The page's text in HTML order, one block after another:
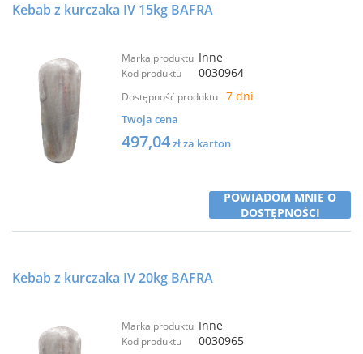
Kebab z kurczaka IV 15kg BAFRA
Marka produktu Inne
Kod produktu 0030964
Dostępność produktu 7 dni
Twoja cena
497,04zł za karton
POWIADOM MNIE O
DOSTĘPNOŚCI
Kebab z kurczaka IV 20kg BAFRA
Marka produktu Inne
Kod produktu 0030965